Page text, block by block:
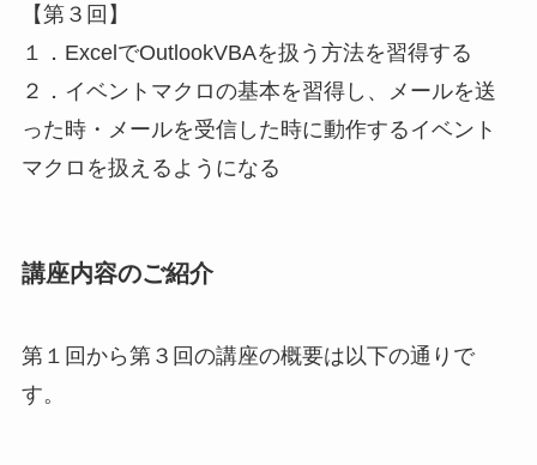
【第３回】
１．ExcelでOutlookVBAを扱う方法を習得する
２．イベントマクロの基本を習得し、メールを送
った時・メールを受信した時に動作するイベント
マクロを扱えるようになる
講座内容のご紹介
第１回から第３回の講座の概要は以下の通りで
す。